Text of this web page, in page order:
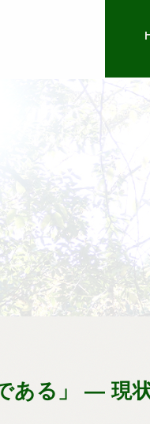
ある」 ― 現